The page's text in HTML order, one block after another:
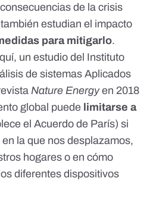
de la crisis
estudian el impacto
para mitigarlo.
, un estudio del Instituto
de sistemas Aplicados
Nature Energyen 2018
global puede limitarse a
el Acuerdo de París) si
la que nos desplazamos,
hogares o en cómo
diferentes dispositivos